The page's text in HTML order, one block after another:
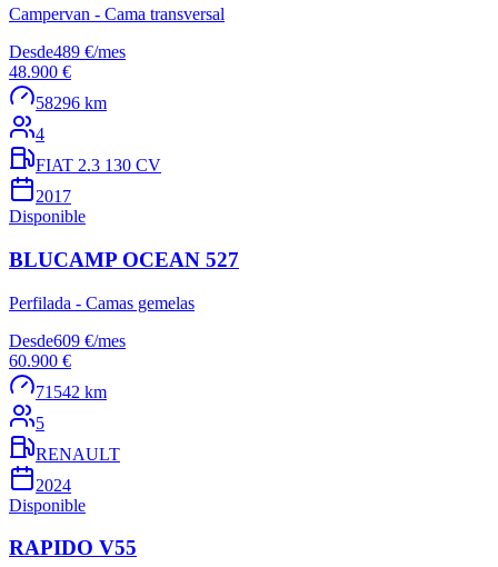
Campervan - Cama transversal
Desde489 €/mes
48.900 €
58296 km
4
FIAT 2.3 130 CV
2017
Disponible
BLUCAMP OCEAN 527
Perfilada - Camas gemelas
Desde609 €/mes
60.900 €
71542 km
5
RENAULT
2024
Disponible
RAPIDO V55